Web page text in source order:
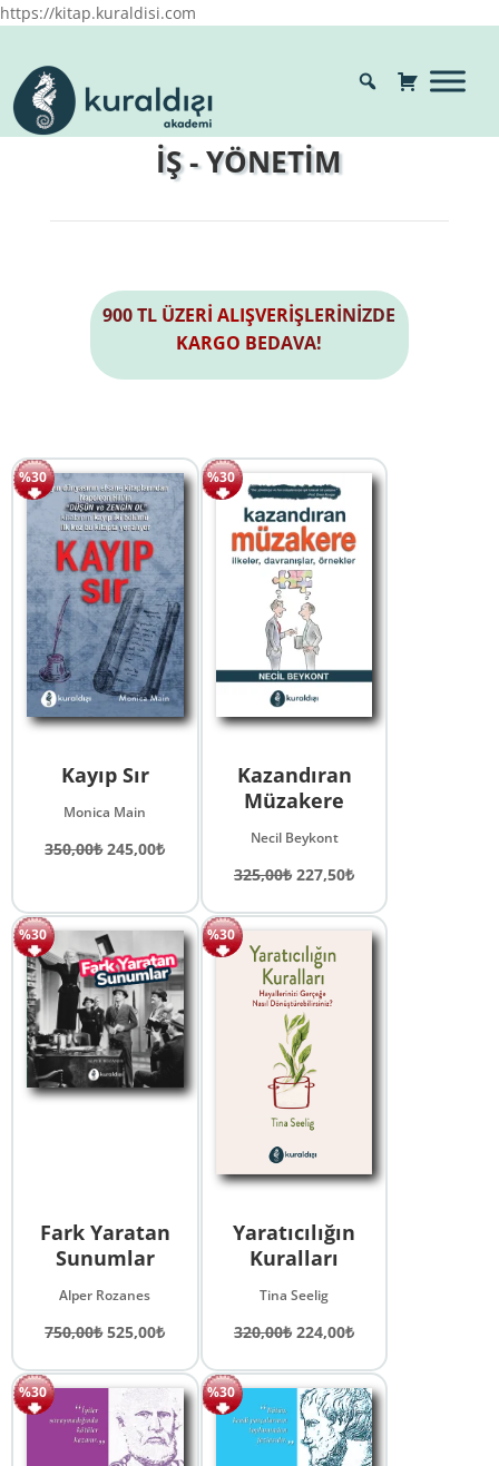
https://kitap.kuraldisi.com
İŞ - YÖNETİM
900 TL ÜZERİ ALIŞVERİŞLERİNİZDE
KARGO BEDAVA!
Kayıp Sır
Monica Main
350,00₺Orijinal
245,00₺Şu
fiyat:
245,00₺.
%30
Kazandıran
Müzakere
Necil Beykont
325,00₺ Orijinal
325,00₺.
227,50₺Şu
andaki
fiyat:
%30
Fark Yaratan
Sunumlar
Alper Rozanes
750,00₺Orijinal
750,00₺.
525,00₺Şu
andaki
fiyat:
525,00₺.
%30
Yaratıcılığın
Kuralları
Tina Seelig
320,00₺ Orijinal
320,00₺.
224,00₺Şu
andaki
fiyat:
224,00₺.
%30
%30 %30